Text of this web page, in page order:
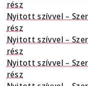
rész
Nyitott szívvel –
rész
Nyitott szívvel –
rész
Nyitott szívvel –
rész